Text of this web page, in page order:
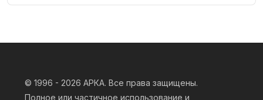
© 1996 - 2026 АРКА. Все права защищены.
Полное или частичное использование и